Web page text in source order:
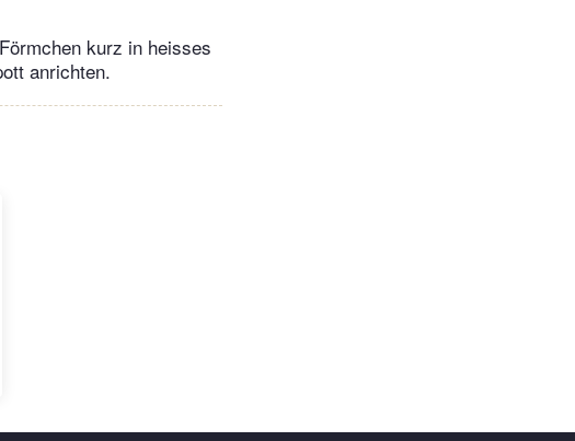
kurz in heisses
anrichten.